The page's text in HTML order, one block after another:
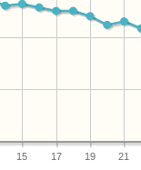
15 17 19 21